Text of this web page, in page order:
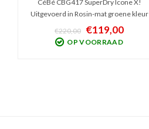
CéBé CBG417 SuperDry Icone X!
Uitgevoerd in Rosin-mat groene kleur
en v.v. slim, magnetisch lenswissel
systeem. Hoog comfort, Anti-Fog
gecoat, anti-kras laag. Incl. een lichte
€220,00 €119,00
OP VOORRAAD